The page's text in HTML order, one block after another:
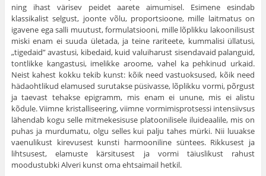
ning ihast värisev peidet aarete aimumisel. Esimene esindab
klassikalist selgust, joonte võlu, proportsioone, mille laitmatus on
igavene ega salli muutust, formulatsiooni, mille lõplikku lakoonilisust
miski enam ei suuda ületada, ja teine rariteete, kummalisi üllatusi,
„tigedaid” avastusi, kibedaid, kuid valuiharust sisendavaid palanguid,
tontlikke kangastusi, imelikke aroome, vahel ka pehkinud urkaid.
Neist kahest kokku tekib kunst: kõik need vastuoksused, kõik need
hädaohtlikud elamused surutakse püsivasse, lõplikku vormi, põrgust
ja taevast tehakse epigramm, mis enam ei unune, mis ei alistu
kõdule. Viimne kristalliseering, viimne vormimisprotsessi intensiivsus
lähendab kogu selle mitmekesisuse platoonilisele iluideaalile, mis on
puhas ja murdumatu, olgu selles kui palju tahes mürki. Nii luuakse
vaenulikust kirevusest kunsti harmooniline süntees. Rikkusest ja
lihtsusest, elamuste kärsitusest ja vormi täiuslikust rahust
moodustubki Alveri kunst oma ehtsaimail hetkil.